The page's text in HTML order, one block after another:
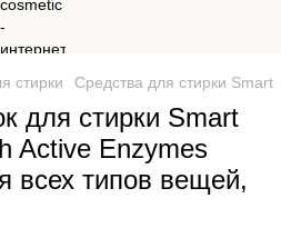
стирки Средства для стирки Smart
для стирки Smart
Active Enzymes
всех типов вещей,